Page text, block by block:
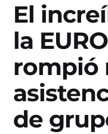
El
la
rompió
de